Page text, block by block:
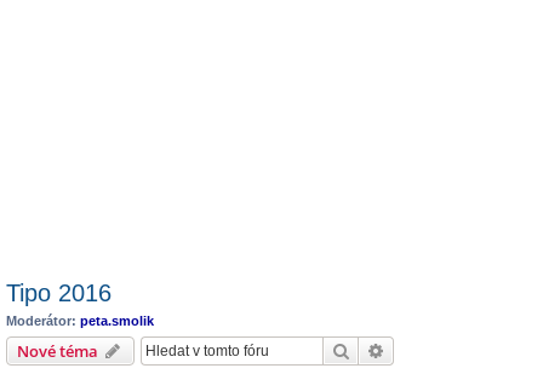
Tipo 2016
Moderátor: peta.smolik
Nové téma Hledat